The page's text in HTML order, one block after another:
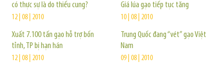
có thực sự là do thiếu cung?
12 | 08 | 2010
Xuất 7.100 tấn gạo hỗ trợ bốn
tỉnh, TP bị hạn hán
12 | 08 | 2010
Giá lúa gạo tiếp tục tăng
10 | 08 | 2010
Trung Quốc đang “vét” gạo Việt
Nam
09 | 08 | 2010